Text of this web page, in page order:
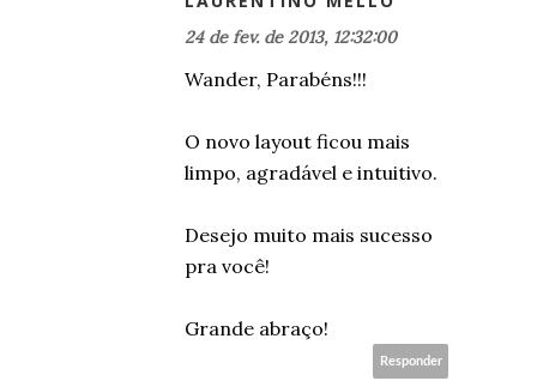
24 de fev. de 2013, 12:32:00
Wander, Parabéns!!!
O novo layout ficou mais
limpo, agradável e intuitivo.
Desejo muito mais sucesso
pra você!
Grande abraço!
Responder